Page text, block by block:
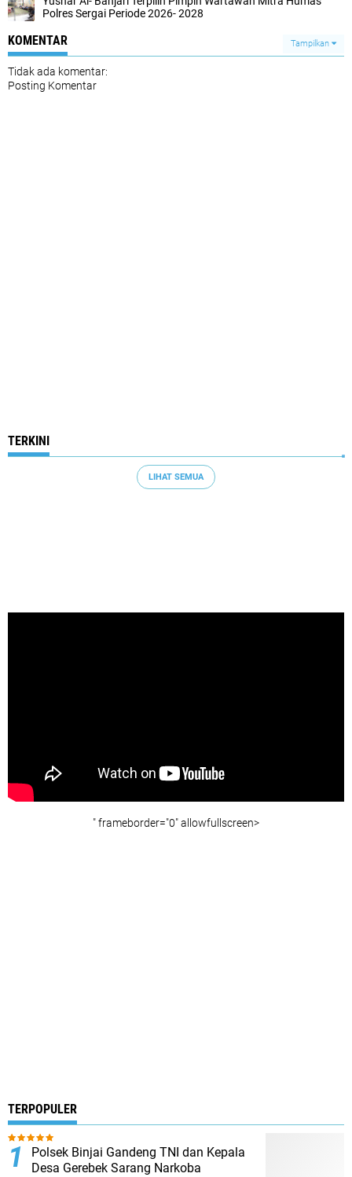
Polres Sergai Periode 2026- 2028
KOMENTAR Tampilkan
Tidak ada komentar:
Posting Komentar
TERKINI
LIHAT SEMUA
" frameborder="0" allowfullscreen>
TERPOPULER
Polsek Binjai Gandeng TNI dan Kepala
Desa Gerebek Sarang Narkoba